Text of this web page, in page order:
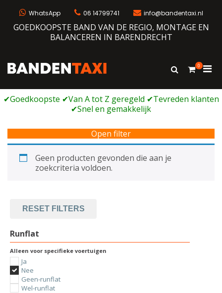
WhatsApp 06 14799741 info@bandentaxi.nl
GOEDKOOPSTE BAND VAN DE REGIO, MONTAGE EN
BALANCEREN IN BARENDRECHT
Bandengarage met eigen webshop
Toon
0
voor
Open filter
Geen producten gevonden die aan je
zoekcriteria voldoen.
RESET FILTERS
Runflat
Alleen voor specifieke voertuigen
Ja
Nee
Geen-runflat
Wel-runflat